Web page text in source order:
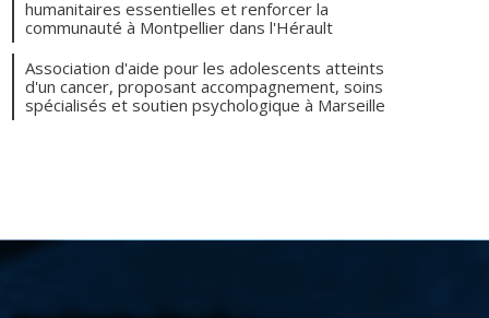
humanitaires essentielles et renforcer la
communauté à Montpellier dans l'Hérault
Association d'aide pour les adolescents atteints
d'un cancer, proposant accompagnement, soins
spécialisés et soutien psychologique à Marseille